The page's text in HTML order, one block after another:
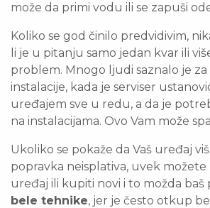
može da primi vodu ili se zapuši
Koliko se god činilo predvidivim,
li je u pitanju samo jedan kvar ili
problem. Mnogo ljudi saznalo je za
instalacije, kada je serviser
uređajem sve u redu, a da je
na instalacijama. Ovo Vam može
Ukoliko se pokaže da Vaš uređaj
popravka neisplativa, uvek možete
uređaj ili kupiti novi i to možda baš
bele tehnike, jer je često otkup